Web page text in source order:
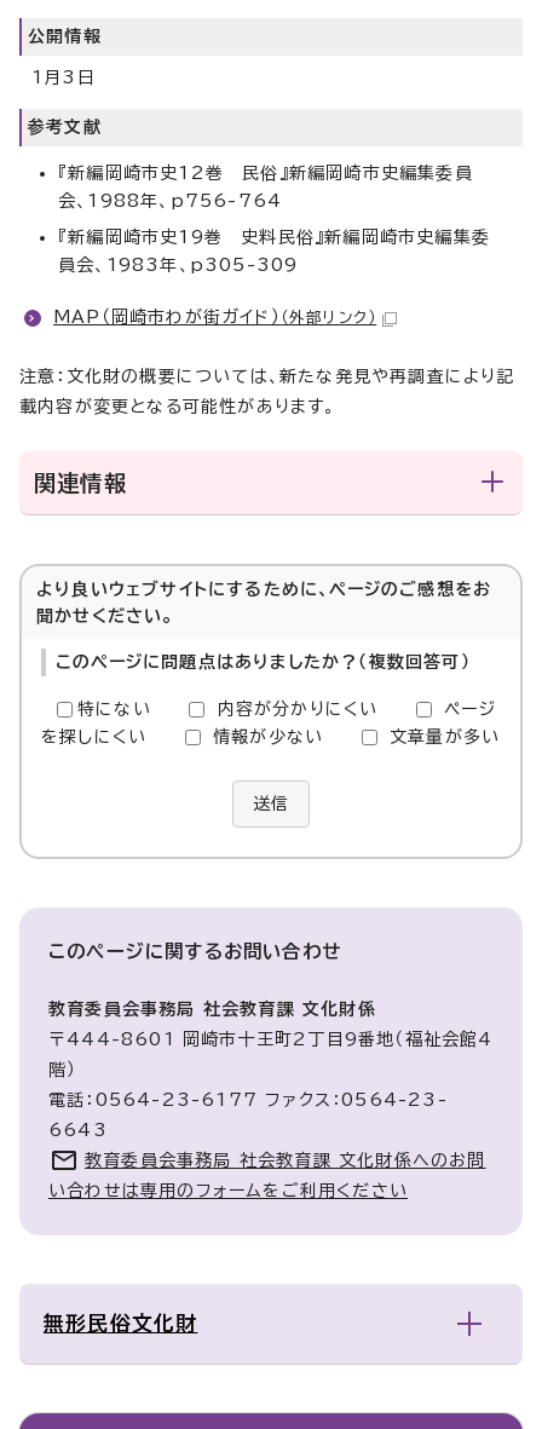
公開情報
1月3日
参考文献
『新編岡崎市史12巻 民俗』新編岡崎市史編集委員
会、1988年、p756-764
『新編岡崎市史19巻 史料民俗』新編岡崎市史編集委
員会、1983年、p305-309
MAP（岡崎市わが街ガイド） （外部リンク）
注意：文化財の概要については、新たな発見や再調査により記
載内容が変更となる可能性があります。
関連情報
より良いウェブサイトにするために、ページのご感想をお
聞かせください。
このページに問題点はありましたか？（複数回答可）
特にない 内容が分かりにくい
ページ
を探しにくい
情報が少ない 文章量が多い
送信
このページに関するお問い合わせ
教育委員会事務局 社会教育課 文化財係
〒444-8601 岡崎市十王町2丁目9番地（福祉会館4
階）
電話：0564-23-6177 ファクス：0564-23-
6643
教育委員会事務局 社会教育課 文化財係へのお問
い合わせは専用のフォームをご利用ください
無形民俗文化財